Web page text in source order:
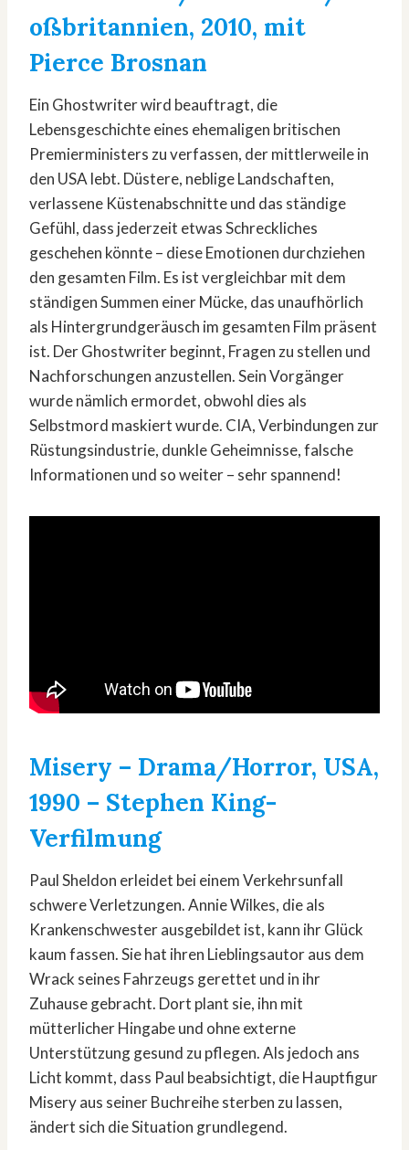
oßbritannien, 2010, mit
Pierce Brosnan
Ein Ghostwriter wird beauftragt, die
Lebensgeschichte eines ehemaligen britischen
Premierministers zu verfassen, der mittlerweile in
den USA lebt. Düstere, neblige Landschaften,
verlassene Küstenabschnitte und das ständige
Gefühl, dass jederzeit etwas Schreckliches
geschehen könnte – diese Emotionen durchziehen
den gesamten Film. Es ist vergleichbar mit dem
ständigen Summen einer Mücke, das unaufhörlich
als Hintergrundgeräusch im gesamten Film präsent
ist. Der Ghostwriter beginnt, Fragen zu stellen und
Nachforschungen anzustellen. Sein Vorgänger
wurde nämlich ermordet, obwohl dies als
Selbstmord maskiert wurde. CIA, Verbindungen zur
Rüstungsindustrie, dunkle Geheimnisse, falsche
Informationen und so weiter – sehr spannend!
Misery – Drama/Horror, USA,
1990 – Stephen King-
Verfilmung
Paul Sheldon erleidet bei einem Verkehrsunfall
schwere Verletzungen. Annie Wilkes, die als
Krankenschwester ausgebildet ist, kann ihr Glück
kaum fassen. Sie hat ihren Lieblingsautor aus dem
Wrack seines Fahrzeugs gerettet und in ihr
Zuhause gebracht. Dort plant sie, ihn mit
mütterlicher Hingabe und ohne externe
Unterstützung gesund zu pflegen. Als jedoch ans
Licht kommt, dass Paul beabsichtigt, die Hauptfigur
Misery aus seiner Buchreihe sterben zu lassen,
ändert sich die Situation grundlegend.